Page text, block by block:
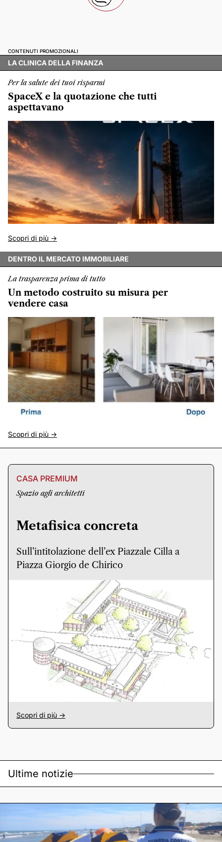
CONTENUTI PROMOZIONALI
LA CLINICA DELLA FINANZA
Per la salute dei tuoi risparmi
SpaceX e la quotazione che tutti
aspettavano
Scopri di più ->
DENTRO IL MERCATO IMMOBILIARE
La trasparenza prima di tutto
Un metodo costruito su misura per
vendere casa
Scopri di più ->
CASA PREMIUM
Spazio agli architetti
Metafisica concreta
Sull’intitolazione dell’ex Piazzale Cilla a
Piazza Giorgio de Chirico
Scopri di più ->
Ultime notizie